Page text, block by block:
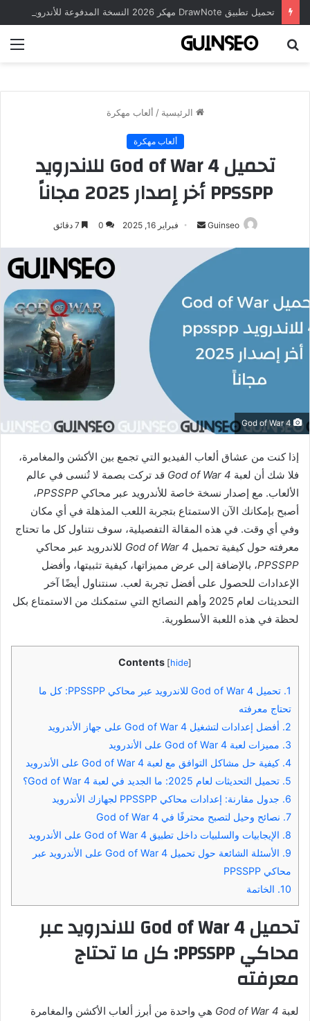
الرئيسية / ألعاب مهكرة
ألعاب مهكرة
تحميل God of War 4 للاندرويد
PPSSPP أخر إصدار 2025 مجاناً
Guinseo
أرسل فبراير 16, 2025 0
God of War 4
إذا كنت من عشاق ألعاب الفيديو التي تجمع بين الأكشن والمغامرة،
فلا شك أن لعبة God of War 4 قد تركت بصمة لا تُنسى في عالم
الألعاب. مع إصدار نسخة خاصة للأندرويد عبر محاكي PPSSPP،
أصبح بإمكانك الآن الاستمتاع بتجربة اللعب المذهلة في أي مكان
وفي أي وقت. في هذه المقالة التفصيلية، سوف نتناول كل ما تحتاج
معرفته حول كيفية تحميل God of War 4 للاندرويد عبر محاكي
PPSSPP، بالإضافة إلى عرض مميزاتها، كيفية تثبيتها، وأفضل
الإعدادات للحصول على أفضل تجربة لعب. سنتناول أيضًا آخر
التحديثات لعام 2025 وأهم النصائح التي ستمكنك من الاستمتاع بكل
لحظة في هذه اللعبة الأسطورية.
Contents [hide]
1.
تحميل God of War 4 للاندرويد عبر محاكي PPSSPP: كل ما
تحتاج معرفته
2. أفضل إعدادات لتشغيل God of War 4 على جهاز الأندرويد
3. مميزات لعبة God of War 4 على الأندرويد
4. كيفية حل مشاكل التوافق مع لعبة God of War 4 على الأندرويد
5. تحميل التحديثات لعام 2025: ما الجديد في لعبة God of War 4؟
6. جدول مقارنة: إعدادات محاكي PPSSPP لجهازك الأندرويد
7. نصائح وحيل لتصبح محترفًا في God of War 4
8. الإيجابيات والسلبيات داخل تطبيق God of War 4 على الأندرويد
9.
الأسئلة الشائعة حول تحميل God of War 4 على الأندرويد عبر
محاكي PPSSPP
10. الخاتمة
تحميل God of War 4 للاندرويد عبر
محاكي PPSSPP: كل ما تحتاج
معرفته
لعبة God of War 4 هي واحدة من أبرز ألعاب الأكشن والمغامرة